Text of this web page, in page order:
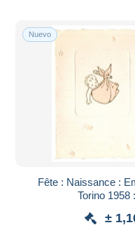
Nuevo
Fête : Naissance :
Torino 1958
±